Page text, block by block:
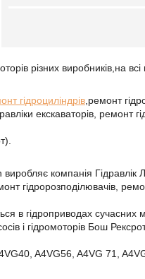
різних виробників,на
гідроциліндрів ,ремонт
екскаваторів, ремонт
компанія Гідравлік
гідророзподілювачів,
в гідроприводах
і гідромоторів Бош
A4VG56, A4VG 71,